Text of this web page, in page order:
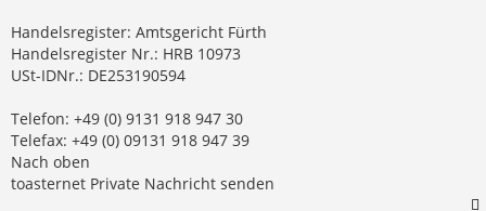
Handelsregister: Amtsgericht Fürth
Handelsregister Nr.: HRB 10973
USt-IDNr.: DE253190594
Telefon: +49 (0) 9131 918 947 30
Telefax: +49 (0) 09131 918 947 39
Nach oben
toasternet Private Nachricht senden